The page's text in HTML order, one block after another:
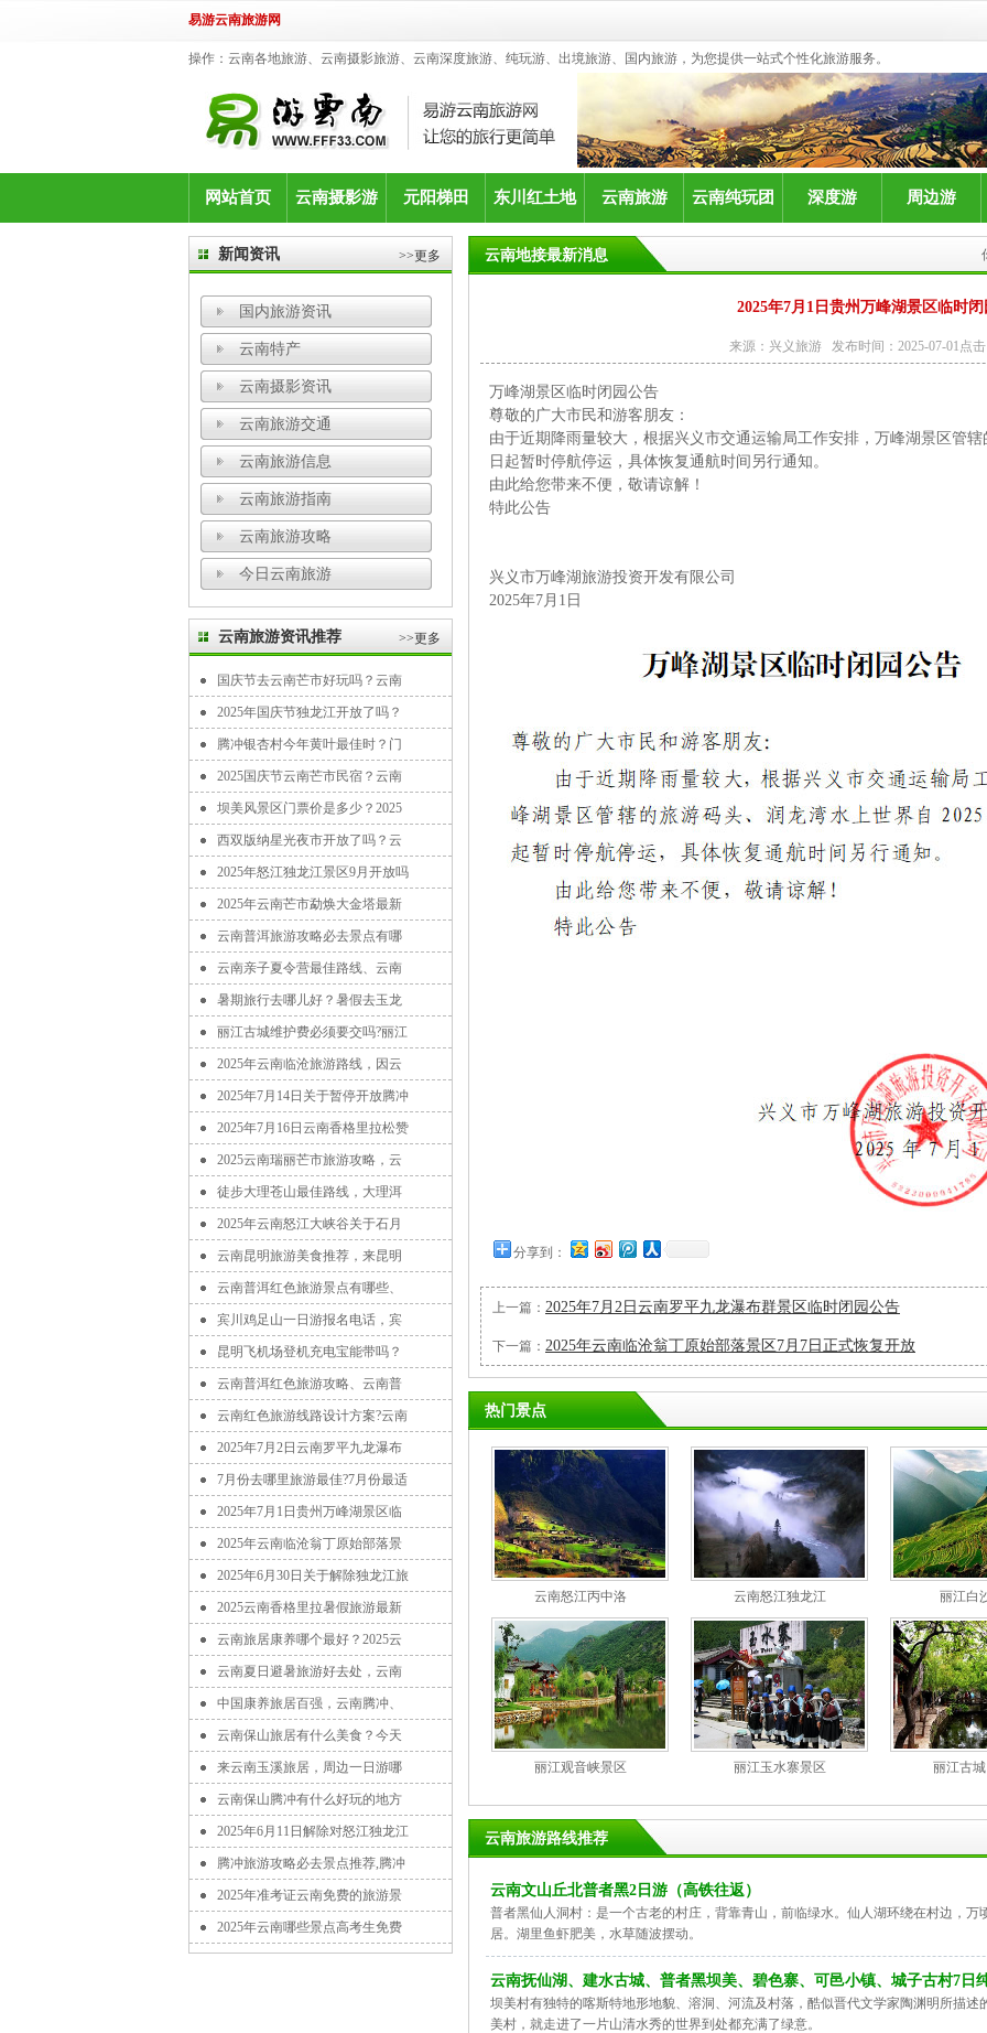
易游云南旅游网
操作：云南各地旅游、云南摄影旅游、云南深度旅游、纯玩游、出境旅游、国内旅游，为您提供一站式个性化旅游服务。
网站首页 云南摄影游 元阳梯田 东川红土地 云南旅游 云南纯玩团 深度游 周边游
新闻资讯 >>更多
国内旅游资讯
云南特产
云南摄影资讯
云南旅游交通
云南旅游信息
云南旅游指南
云南旅游攻略
今日云南旅游
云南旅游资讯推荐 >>更多
国庆节去云南芒市好玩吗？云南
2025年国庆节独龙江开放了吗？
腾冲银杏村今年黄叶最佳时？门
2025国庆节云南芒市民宿？云南
坝美风景区门票价是多少？2025
西双版纳星光夜市开放了吗？云
2025年怒江独龙江景区9月开放吗
2025年云南芒市勐焕大金塔最新
云南普洱旅游攻略必去景点有哪
云南亲子夏令营最佳路线、云南
暑期旅行去哪儿好？暑假去玉龙
丽江古城维护费必须要交吗?丽江
2025年云南临沧旅游路线，因云
2025年7月14日关于暂停开放腾冲
2025年7月16日云南香格里拉松赞
2025云南瑞丽芒市旅游攻略，云
徒步大理苍山最佳路线，大理洱
2025年云南怒江大峡谷关于石月
云南昆明旅游美食推荐，来昆明
云南普洱红色旅游景点有哪些、
宾川鸡足山一日游报名电话，宾
昆明飞机场登机充电宝能带吗？
云南普洱红色旅游攻略、云南普
云南红色旅游线路设计方案?云南
2025年7月2日云南罗平九龙瀑布
7月份去哪里旅游最佳?7月份最适
2025年7月1日贵州万峰湖景区临
2025年云南临沧翁丁原始部落景
2025年6月30日关于解除独龙江旅
2025云南香格里拉暑假旅游最新
云南旅居康养哪个最好？2025云
云南夏日避暑旅游好去处，云南
中国康养旅居百强，云南腾冲、
云南保山旅居有什么美食？今天
来云南玉溪旅居，周边一日游哪
云南保山腾冲有什么好玩的地方
2025年6月11日解除对怒江独龙江
腾冲旅游攻略必去景点推荐,腾冲
2025年准考证云南免费的旅游景
2025年云南哪些景点高考生免费
云南地接最新消息
2025年7月1日贵州万峰湖景区临时
来源：兴义旅游 发布时间：2025-07-01点击
万峰湖景区临时闭园公告
尊敬的广大市民和游客朋友：
由于近期降雨量较大，根据兴义市交通运输局工作安排，万峰湖景区管
日起暂时停航停运，具体恢复通航时间另行通知。
由此给您带来不便，敬请谅解！
特此公告
兴义市万峰湖旅游投资开发有限公司
2025年7月1日
分享到：
上一篇： 2025年7月2日云南罗平九龙瀑布群景区临时闭园公告
下一篇： 2025年云南临沧翁丁原始部落景区7月7日正式恢复开放
热门景点
云南怒江丙中洛 云南怒江独龙江 丽江白
丽江观音峡景区 丽江玉水寨景区 丽江古
云南旅游路线推荐
云南文山丘北普者黑2日游（高铁往返）
普者黑仙人洞村：是一个古老的村庄，背靠青山，前临绿水。仙人湖环绕在村边，
居。湖里鱼虾肥美，水草随波摆动。
云南抚仙湖、建水古城、普者黑坝美、碧色寨、可邑小镇、城子古村7日
坝美村有独特的喀斯特地形地貌、溶洞、河流及村落，酷似晋代文学家陶渊明所描述
美村，就走进了一片山清水秀的世界到处都充满了绿意。